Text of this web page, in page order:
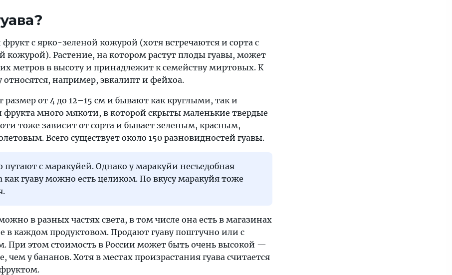
с ярко-зеленой кожурой (хотя встречаются и сорта с
кожурой). Растение, на котором растут плоды гуавы, может
метров в высоту и принадлежит к семейству миртовых. К
относятся, например, эвкалипт и фейхоа.
от 4 до 12–15 см и бывают как круглыми, так и
много мякоти, в которой скрыты маленькие твердые
тоже зависит от сорта и бывает зеленым, красным,
Всего существует около 150 разновидностей гуавы.
путают с маракуйей. Однако у маракуйи несъедобная
как гуаву можно есть целиком. По вкусу маракуйя тоже
в разных частях света, в том числе она есть в магазинах
в каждом продуктовом. Продают гуаву поштучно или с
При этом стоимость в России может быть очень высокой —
чем у бананов. Хотя в местах произрастания гуава считается